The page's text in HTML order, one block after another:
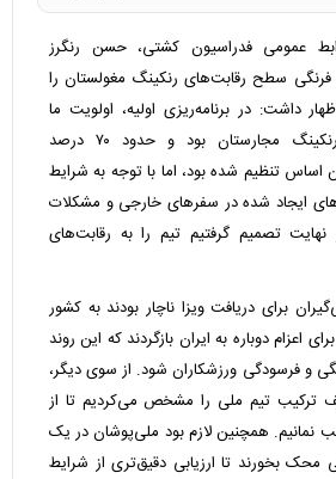
عمومی فدراسیون کشتی، حسن رنگرز
سطح رقابت‌های رنکینگ مغولستان را
داشت: در برنامه‌ریزی اولیه، اولویت ما
حضور در رقابت‌های رنکینگ مجارستان بود و حدود ۷۰ درصد
اساس تنظیم شده بود، اما با توجه به شرایط
ایجاد شده در سفرهای خارجی و مشکلات
نهایت تصمیم گرفتیم تیم را به رقابت‌های
برای دریافت ویزا ناچار بودند به کشور
اعزام دوباره به ایران بازگردند که این روند
فرسودگی ورزشکاران شود. از سوی دیگر،
ترکیب تیم ملی را مشخص می‌کردیم تا از
نمانیم. همچنین لازم بود ملی‌پوشان در یک
محک بخورند تا ارزیابی دقیق‌تری از شرایط